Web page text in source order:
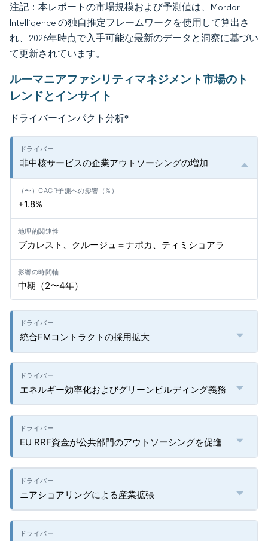
注記：本レポートの市場規模および予測値は、Mordor
Intelligence の独自推定フレームワークを使用して算出さ
れ、2026年時点で入手可能な最新のデータと洞察に基づい
て更新されています。
ルーマニアファシリティマネジメント市場のト
レンドとインサイト
ドライバーインパクト分析*
非中核サービスの企業アウトソーシングの増加
+1.8%
ブカレスト、クルージュ＝ナポカ、ティミショアラ
中期（2〜4年）
統合FMコントラクトの採用拡大
エネルギー効率化およびグリーンビルディング義務
EU RRF資金が公共部門のアウトソーシングを促進
ニアショアリングによる産業拡張